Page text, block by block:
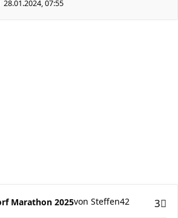
28.01.2024, 07:55
Marathon 2025 3
von Steffen42